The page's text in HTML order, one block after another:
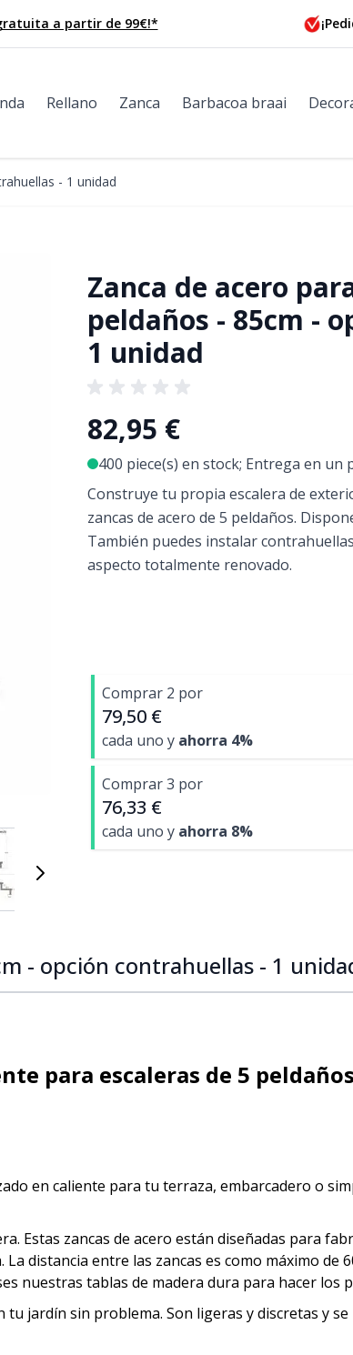
a partir de 99€!*
Rellano Zanca Barbacoa braai
- 1 unidad
Zanca de acero
peldaños - 85cm -
1 unidad
larger imageView larger imageView larger image
82,95 €
400 piece(s) en stock; Entrega en un
Construye tu propia escalera de
zancas de acero de 5 peldaños.
También puedes instalar
aspecto totalmente renovado.
Comprar 2 por
79,50 €
cada uno y ahorra 4%
Comprar 3 por
76,33 €
cada uno y ahorra 8%
- opción contrahuellas - 1
para escaleras de 5
en caliente para tu terraza, embarcadero o
Estas zancas de acero están diseñadas para
distancia entre las zancas es como máximo de
nuestras tablas de madera dura para hacer los
jardín sin problema. Son ligeras y discretas y